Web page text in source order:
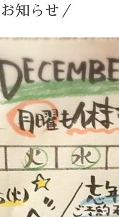
知らせ／